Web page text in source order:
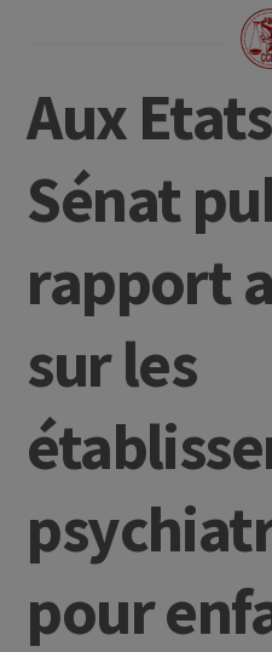
Aux
Sénat
rapport
sur les
pour